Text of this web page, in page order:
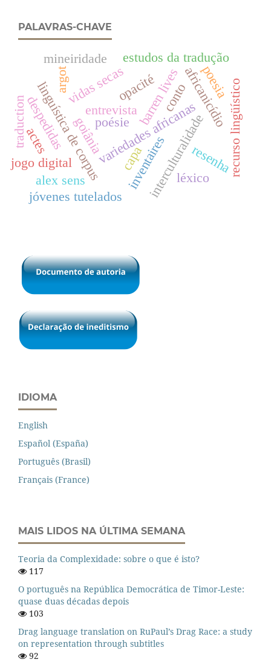
PALAVRAS-CHAVE
interculturalidade
variedades africanas
africanicídio
goiânia
linguística de corpus
vidas secas barren lives
estudos da tradução
resenha
jogo digital
despedidas entrevista
inventaires
poésie
opacité
traduction
argot
léxico
recurso lingüístico
jóvenes tutelados
poesia
mineiridade
capa
alex sens
conto
actes
IDIOMA
English
Español (España)
Português (Brasil)
Français (France)
MAIS LIDOS NA ÚLTIMA SEMANA
Teoria da Complexidade: sobre o que é isto?
117
O português na República Democrática de Timor-Leste:
quase duas décadas depois
103
Drag language translation on RuPaul’s Drag Race: a study
on representation through subtitles
92